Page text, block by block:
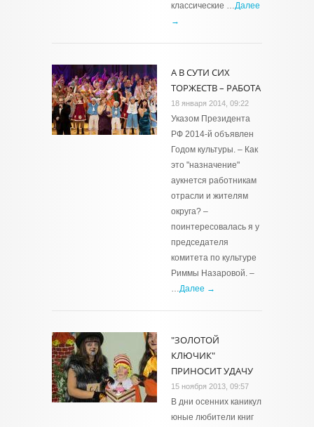
классические …Далее
→
А В СУТИ СИХ
ТОРЖЕСТВ – РАБОТА
18 января 2014, 09:22
Указом Президента
РФ 2014-й объявлен
Годом культуры. – Как
это "назначение"
аукнется работникам
отрасли и жителям
округа? –
поинтересовалась я у
председателя
комитета по культуре
Риммы Назаровой. –
…Далее →
"ЗОЛОТОЙ
КЛЮЧИК"
ПРИНОСИТ УДАЧУ
15 ноября 2013, 09:57
В дни осенних каникул
юные любители книг